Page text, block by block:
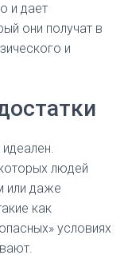
и дает
они получат в
и
идеален.
людей
или даже
как
условиях